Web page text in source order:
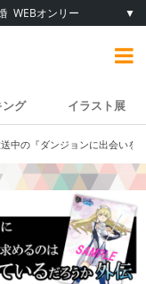
WEBオンリー ▼
ング イラスト展
中の『ダンジョンに出会いを